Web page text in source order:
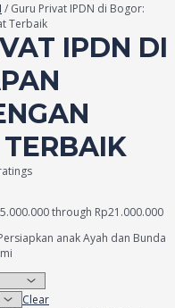
/ Guru Privat IPDN di Bogor:
Terbaik
IPDN DI
through Rp21.000.000
anak Ayah dan Bunda
Clear